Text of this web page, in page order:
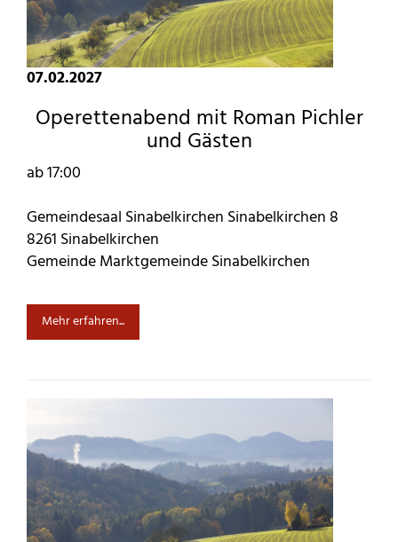
07.02.2027
Operettenabend mit Roman Pichler
und Gästen
ab 17:00
Gemeindesaal Sinabelkirchen Sinabelkirchen 8
8261 Sinabelkirchen
Gemeinde Marktgemeinde Sinabelkirchen
Mehr erfahren...